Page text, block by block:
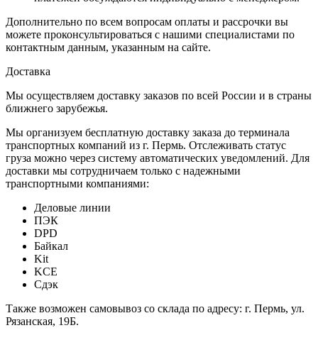
Дополнительно по всем вопросам оплаты и рассрочки вы
можете проконсультироваться с нашими специалистами по
контактным данным, указанным на сайте.
Доставка
Мы осуществляем доставку заказов по всей России и в страны
ближнего зарубежья.
Мы организуем бесплатную доставку заказа до терминала
транспортных компаний из г. Пермь. Отслеживать статус
груза можно через систему автоматических уведомлений. Для
доставки мы сотрудничаем только с надежными
транспортными компаниями:
Деловые линии
ПЭК
DPD
Байкал
Kit
KCE
Сдэк
Также возможен самовывоз со склада по адресу: г. Пермь, ул.
Рязанская, 19Б.